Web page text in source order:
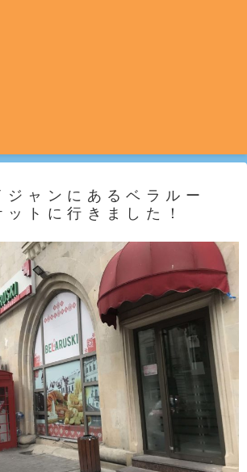
ジャンにあるベラルー
ットに行きました！